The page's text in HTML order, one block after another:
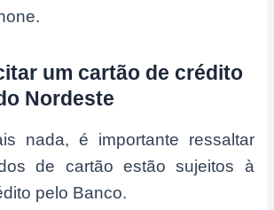
um cartão de crédito
Nordeste
nada, é importante ressaltar
de cartão estão sujeitos à
pelo Banco.